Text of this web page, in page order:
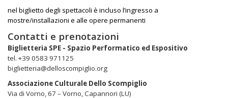
nel biglietto degli spettacoli è incluso l’ingresso a
mostre/installazioni e alle opere permanenti
Contatti e prenotazioni
Biglietteria SPE - Spazio Performatico ed Espositivo
tel. +39 0583 971125
biglietteria@delloscompiglio.org
Associazione Culturale Dello Scompiglio
Via di Vorno, 67 – Vorno, Capannori (LU)